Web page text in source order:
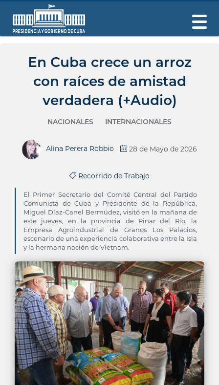
En Cuba crece un arroz
con raíces de amistad
verdadera (+Audio)
NACIONALES INTERNACIONALES
Alina Perera Robbio 28 de Mayo de 2026
Recorrido de Trabajo
El Primer Secretario del Comité Central del Partido
Comunista de Cuba y Presidente de la República,
Miguel Díaz-Canel Bermúdez, visitó en la mañana de
este jueves, en la provincia de Pinar del Río, la
Empresa Agroindustrial de Granos Los Palacios,
escenario de una experiencia colaborativa entre la Isla
y la hermana nación de Vietnam.